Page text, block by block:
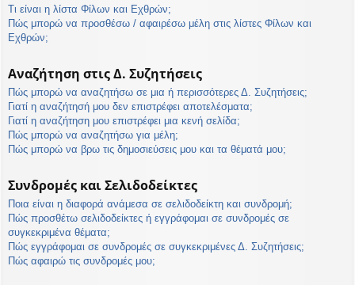
Τι είναι η λίστα Φίλων και Εχθρών;
Πώς μπορώ να προσθέσω / αφαιρέσω μέλη στις λίστες Φίλων και
Εχθρών;
Αναζήτηση στις Δ. Συζητήσεις
Πώς μπορώ να αναζητήσω σε μια ή περισσότερες Δ. Συζητήσεις;
Γιατί η αναζήτησή μου δεν επιστρέφει αποτελέσματα;
Γιατί η αναζήτηση μου επιστρέφει μια κενή σελίδα;
Πώς μπορώ να αναζητήσω για μέλη;
Πώς μπορώ να βρω τις δημοσιεύσεις μου και τα θέματά μου;
Συνδρομές και Σελιδοδείκτες
Ποια είναι η διαφορά ανάμεσα σε σελιδοδείκτη και συνδρομή;
Πώς προσθέτω σελιδοδείκτες ή εγγράφομαι σε συνδρομές σε
συγκεκριμένα θέματα;
Πώς εγγράφομαι σε συνδρομές σε συγκεκριμένες Δ. Συζητήσεις;
Πώς αφαιρώ τις συνδρομές μου;